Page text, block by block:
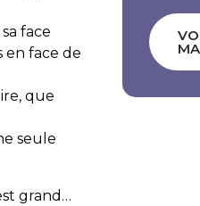
face
en face de
que
seule
grand…